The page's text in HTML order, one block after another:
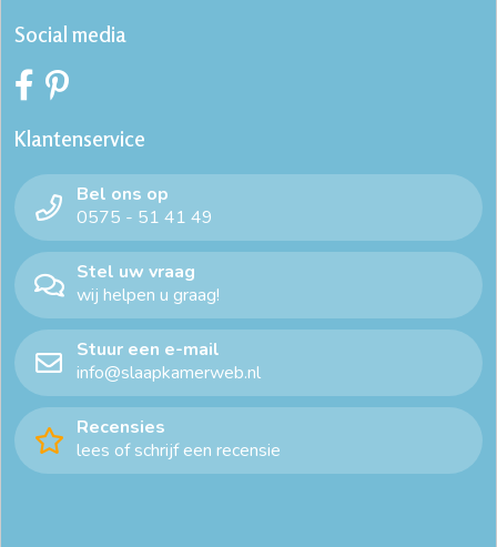
Social media
Klantenservice
Bel ons op
0575 - 51 41 49
Stel uw vraag
wij helpen u graag!
Stuur een e-mail
info@slaapkamerweb.nl
Recensies
lees of schrijf een recensie